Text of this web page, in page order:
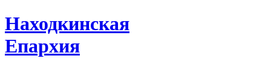
Находкинская
Епархия